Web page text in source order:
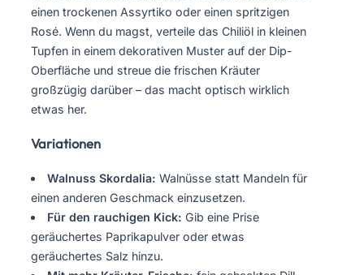
einen trockenen Assyrtiko oder einen spritzigen
Rosé. Wenn du magst, verteile das Chiliöl in kleinen
Tupfen in einem dekorativen Muster auf der Dip-
Oberfläche und streue die frischen Kräuter
großzügig darüber – das macht optisch wirklich
etwas her.
Variationen
Walnuss Skordalia: Walnüsse statt Mandeln für
einen anderen Geschmack einzusetzen.
Für den rauchigen Kick: Gib eine Prise
geräuchertes Paprikapulver oder etwas
geräuchertes Salz hinzu.